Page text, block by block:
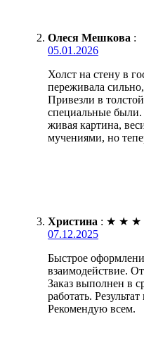
Олеся Мешкова :
05.01.2026
Холст на стену в
переживала
Привезли в
специальные были.
живая картина,
мучениями, но
Христина : ★ ★ ★
07.12.2025
Быстрое
взаимодействие.
Заказ выполнен в
работать.
Рекомендую всем.